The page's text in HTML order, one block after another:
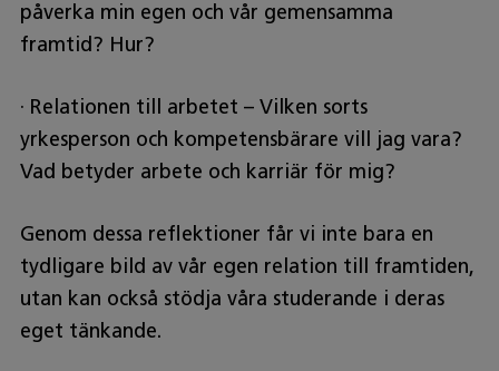
påverka min egen och vår gemensamma
framtid? Hur?
· Relationen till arbetet – Vilken sorts
yrkesperson och kompetensbärare vill jag vara?
Vad betyder arbete och karriär för mig?
Genom dessa reflektioner får vi inte bara en
tydligare bild av vår egen relation till framtiden,
utan kan också stödja våra studerande i deras
eget tänkande.